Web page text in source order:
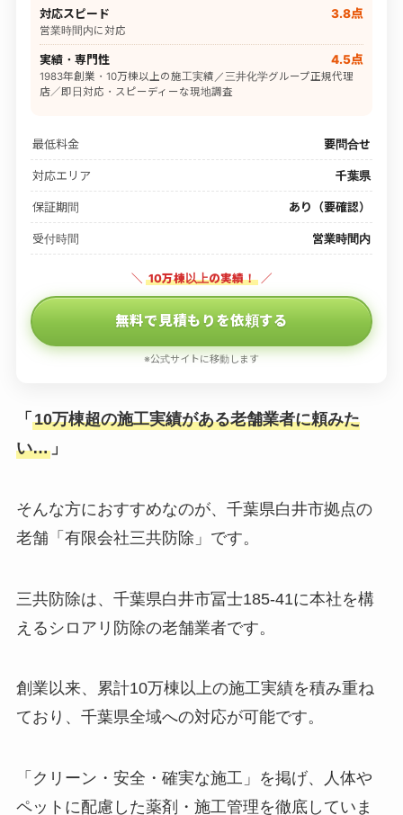
対応スピード 3.8点
営業時間内に対応
実績・専門性 4.5点
1983年創業・10万棟以上の施工実績／三井化学グループ正規代理
店／即日対応・スピーディーな現地調査
最低料金 要問合せ
対応エリア 千葉県
保証期間 あり（要確認）
受付時間 営業時間内
＼ 10万棟以上の実績！ ／
無料で見積もりを依頼する
※公式サイトに移動します
「 10万棟超の施工実績がある老舗業者に頼みた
い…」
そんな方におすすめなのが、千葉県白井市拠点の
老舗「有限会社三共防除」です。
三共防除は、千葉県白井市冨士185-41に本社を構
えるシロアリ防除の老舗業者です。
創業以来、累計10万棟以上の施工実績を積み重ね
ており、千葉県全域への対応が可能です。
「クリーン・安全・確実な施工」を掲げ、人体や
ペットに配慮した薬剤・施工管理を徹底していま